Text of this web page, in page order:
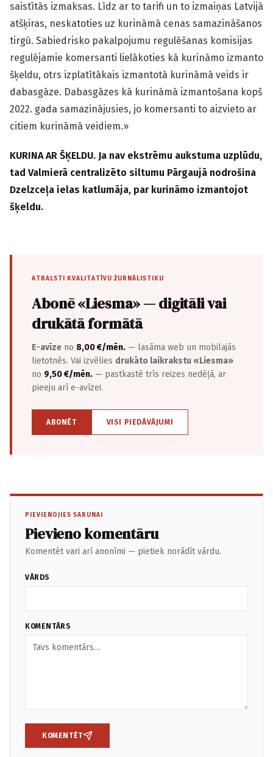
saistītās izmaksas. Līdz ar to tarifi un to izmaiņas Latvijā
atšķiras, neskatoties uz kurināmā cenas samazināšanos
tirgū. Sabiedrisko pakalpojumu regulēšanas komisijas
regulējamie komersanti lielākoties kā kurināmo izmanto
šķeldu, otrs izplatītākais izmantotā kurināmā veids ir
dabasgāze. Dabasgāzes kā kurināmā izmantošana kopš
2022. gada samazinājusies, jo komersanti to aizvieto ar
citiem kurināmā veidiem.»
KURINA AR ŠĶELDU. Ja nav ekstrēmu aukstuma uzplūdu,
tad Valmierā centralizēto siltumu Pārgaujā nodrošina
Dzelzceļa ielas katlumāja, par kurināmo izmantojot
šķeldu.
ATBALSTI KVALITATĪVU ŽURNĀLISTIKU
Abonē «Liesma» — digitāli vai
drukātā formātā
E-avīze no 8,00 €/mēn. — lasāma web un mobilajās
lietotnēs. Vai izvēlies drukāto laikrakstu «Liesma»
no 9,50 €/mēn. — pastkastē trīs reizes nedēļā, ar
pieeju arī e-avīzei.
ABONĒT VISI PIEDĀVĀJUMI
PIEVIENOJIES SARUNAI
Pievieno komentāru
Komentēt vari arī anonīmi — pietiek norādīt vārdu.
VĀRDS
KOMENTĀRS
KOMENTĒT